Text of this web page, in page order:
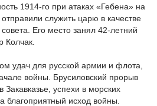
1914-го при атаках «Гебена» на
служить царю в качестве
Его место занял 42-летний
Колчак.
удач для русской армии и флота,
войны. Брусиловский прорыв
успехи в морских
благоприятный исход войны.